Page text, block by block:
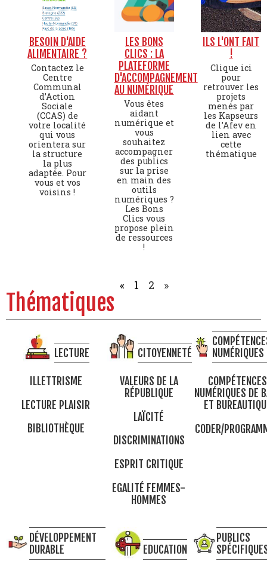
BESOIN D'AIDE
ALIMENTAIRE ?
Contactez le
Centre
Communal
d’Action
Sociale
(CCAS) de
votre localité
qui vous
orientera sur
la structure
la plus
adaptée. Pour
vous et vos
voisins !
LES BONS
CLICS : LA
PLATEFORME
D'ACCOMPAGNEMENT
AU NUMÉRIQUE
Vous êtes
aidant
numérique et
vous
souhaitez
accompagner
des publics
sur la prise
en main des
outils
numériques ?
Les Bons
Clics vous
propose plein
de ressources
!
ILS L'ONT FAIT
!
Clique ici
pour
retrouver les
projets
menés par
les Kapseurs
de l’Afev en
lien avec
cette
thématique
« 1 2 »
Thématiques
LECTURE
ILLETTRISME
LECTURE PLAISIR
BIBLIOTHÈQUE
CITOYENNETÉ
VALEURS DE LA
RÉPUBLIQUE
LAÏCITÉ
DISCRIMINATIONS
ESPRIT CRITIQUE
EGALITÉ FEMMES-
HOMMES
NUMÉRIQUES
COMPÉTENCES
NUMÉRIQUES DE
ET
CODER/
DÉVELOPPEMENT
DURABLE
EDUCATION
PUBLICS